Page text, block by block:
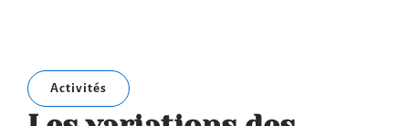
Activités